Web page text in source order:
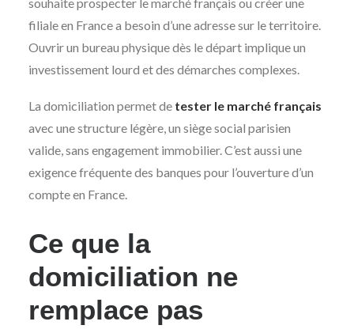
filiale en France a besoin d’une adresse sur le territoire.
Ouvrir un bureau physique dès le départ implique un
investissement lourd et des démarches complexes.
La domiciliation permet de tester le marché français
avec une structure légère, un siège social parisien
valide, sans engagement immobilier. C’est aussi une
exigence fréquente des banques pour l’ouverture d’un
compte en France.
Ce que la
domiciliation ne
remplace pas